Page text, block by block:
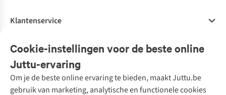
Cookie-instellingen voor de beste online
Juttu-ervaring
Om je de beste online ervaring te bieden, maakt Juttu.be
gebruik van marketing, analytische en functionele cookies
Klantenservice
Bestellen
Betalen
10% studentenkorting
Klarna - achteraf betalen
Onze diensten
Tweedehands - ReJUsed
Kledingatelier
Juttu